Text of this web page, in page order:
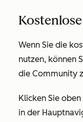
Wenn Sie die
nutzen, können
die Community
Klicken Sie
in der